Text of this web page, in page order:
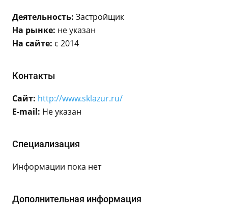
Деятельность: Застройщик
На рынке: не указан
На сайте: с 2014
Контакты
Сайт: http://www.sklazur.ru/
E-mail: Не указан
Специализация
Информации пока нет
Дополнительная информация